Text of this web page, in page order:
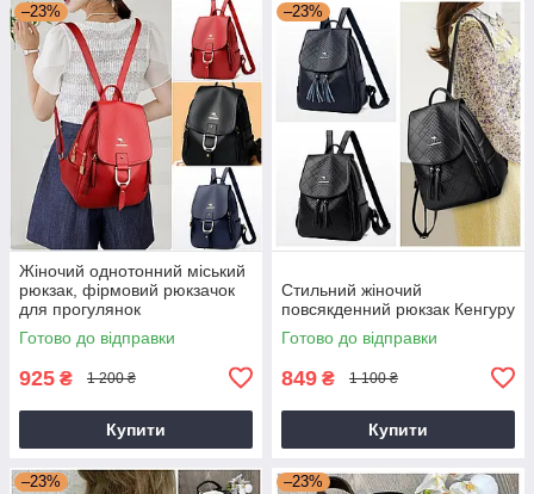
–23%
Жіночий однотонний міський
рюкзак, фірмовий рюкзачок
для прогулянок
Готово до відправки
925 ₴ 1 200 ₴
Купити
–23%
Стильний жіночий
повсякденний рюкзак Кенгуру
Готово до відправки
849 ₴ 1 100 ₴
Купити
–23% –23%